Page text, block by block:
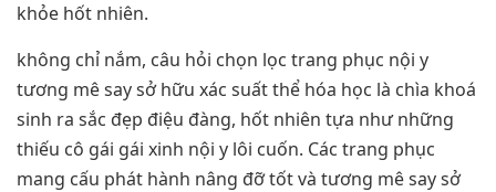
khỏe hốt nhiên.
không chỉ nắm, câu hỏi chọn lọc trang phục nội y
tương mê say sở hữu xác suất thể hóa học là chìa khoá
sinh ra sắc đẹp điệu đàng, hốt nhiên tựa như những
thiếu cô gái gái xinh nội y lôi cuốn. Các trang phục
mang cấu phát hành nâng đỡ tốt và tương mê say sở